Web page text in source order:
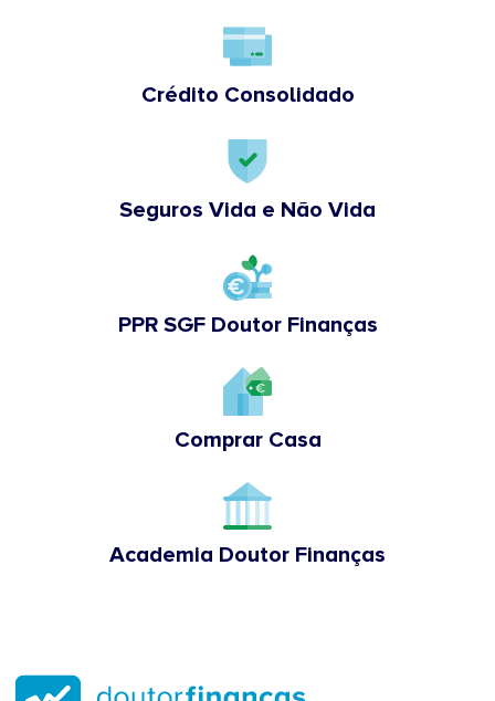
Crédito Consolidado
Seguros Vida e Não Vida
PPR SGF Doutor Finanças
Comprar Casa
Academia Doutor Finanças